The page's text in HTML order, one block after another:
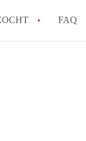
FAQ
om te reageren op
van